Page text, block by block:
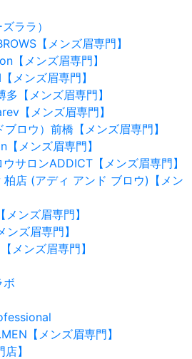
ララ）
【メンズ眉専門】
【メンズ眉専門】
メンズ眉専門】
【メンズ眉専門】
【メンズ眉専門】
ロウ）前橋【メンズ眉専門】
メンズ眉専門】
サロンADDICT【メンズ眉専門】
柏店 (アディ アンド ブロウ)【メン
メンズ眉専門】
ンズ眉専門】
メンズ眉専門】
ボ
【メンズ眉専門】
】